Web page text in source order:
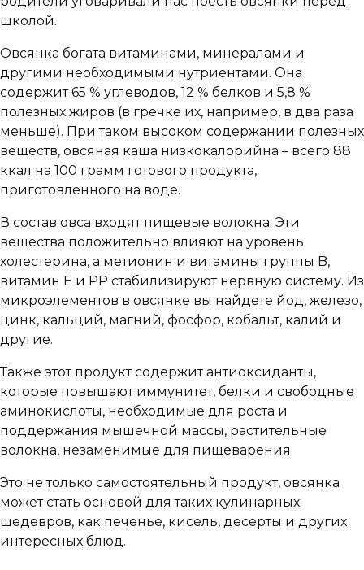
школой.
Овсянка богата витаминами, минералами и
другими необходимыми нутриентами. Она
содержит 65 % углеводов, 12 % белков и 5,8 %
полезных жиров (в гречке их, например, в два раза
меньше). При таком высоком содержании полезных
веществ, овсяная каша низкокалорийна – всего 88
ккал на 100 грамм готового продукта,
приготовленного на воде.
В состав овса входят пищевые волокна. Эти
вещества положительно влияют на уровень
холестерина, а метионин и витамины группы B,
витамин Е и РР стабилизируют нервную систему. Из
микроэлементов в овсянке вы найдете йод, железо,
цинк, кальций, магний, фосфор, кобальт, калий и
другие.
Также этот продукт содержит антиоксиданты,
которые повышают иммунитет, белки и свободные
аминокислоты, необходимые для роста и
поддержания мышечной массы, растительные
волокна, незаменимые для пищеварения.
Это не только самостоятельный продукт, овсянка
может стать основой для таких кулинарных
шедевров, как печенье, кисель, десерты и других
интересных блюд.